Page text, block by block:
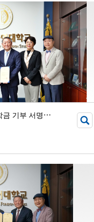
경
제학부 김애실 명예교수, 장학금 기부 서명식 개최